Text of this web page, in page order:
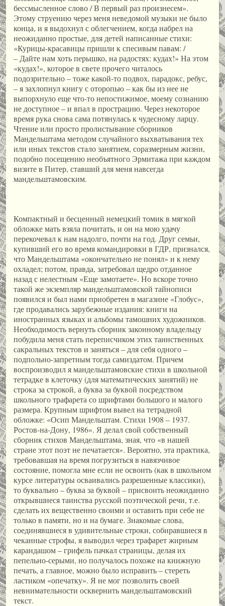
бессмысленное слово / В первый раз произнесем».
Этому струению через меня неведомой музыки не было
конца, и я выдохнул с облегчением, когда набрел на
неожиданно простые, для детей написанные стихи:
«Курицы-красавицы пришли к спесивым павам: /
– Дайте нам хоть перышко, на радостях: кудах!» На этом
«кудах!», которое в свете прочего читалось
подозрительно – тоже какой-то подвох, парадокс, ребус,
– я захлопнул книгу с оторопью – как бы из нее не
выпорхнуло еще что-то непостижимое, моему сознанию
не доступное – и впал в прострацию. Через некоторое
время рука снова сама потянулась к чудесному ларцу.
Чтение или просто пролистывание сборников
Мандельштама методом случайного выхватывания тех
или иных текстов стало занятием, соразмерным жизни,
подобно посещению необъятного Эрмитажа при каждом
визите в Питер, ставший для меня навсегда
мандельштамовским.
Компактный и бесценный немецкий томик в мягкой
обложке мать взяла почитать, и он на мою удачу
перекочевал к нам надолго, почти на год. Друг семьи,
купивший его во время командировки в ГДР, признался,
что Мандельштама «окончательно не понял» и к нему
охладел; потом, правда, затребовал щедро отданное
назад с нелестным «Еще замотаете». Но вскоре точно
такой же экземпляр мандельштамовской тайнописи
появился и был нами приобретен в магазине «Глобус»,
где продавались зарубежные издания: книги на
иностранных языках и альбомы тамошних художников.
Необходимость вернуть сборник законному владельцу
побудила меня стать переписчиком этих таинственных
сакральных текстов и заняться – для себя одного –
подпольно-запретным тогда самиздатом. Причем
воспроизводил я мандельштамовские стихи в школьной
тетрадке в клеточку (для математических занятий) не
строка за строкой, а буква за буквой посредством
школьного трафарета со шрифтами большого и малого
размера. Крупным шрифтом вывел на тетрадной
обложке: «Осип Мандельштам. Стихи 1908 – 1937.
Ростов-на-Дону, 1986». Я делал свой собственный
сборник стихов Мандельштама, зная, что «в нашей
стране этот поэт не печатается». Вероятно, эта практика,
требовавшая на время погрузиться в навязчивое
состояние, помогла мне если не освоить (как в школьном
курсе литературы осваивались разрешенные классики),
то буквально – буква за буквой – присвоить неожиданно
открывшиеся таинства русской поэтической речи, т.е.
сделать их вещественно своими и оставить при себе не
только в памяти, но и на бумаге. Знакомые слова,
соединявшиеся в удивительные строки, собиравшиеся в
чеканные строфы, я выводил через трафарет жирным
карандашом – грифель пачкал страницы, делая их
пепельно-серыми, но получалось похоже на книжную
печать, а главное, можно было исправить – стереть
ластиком «опечатку». Я не мог позволить своей
невнимательности осквернить мандельштамовский
текст.